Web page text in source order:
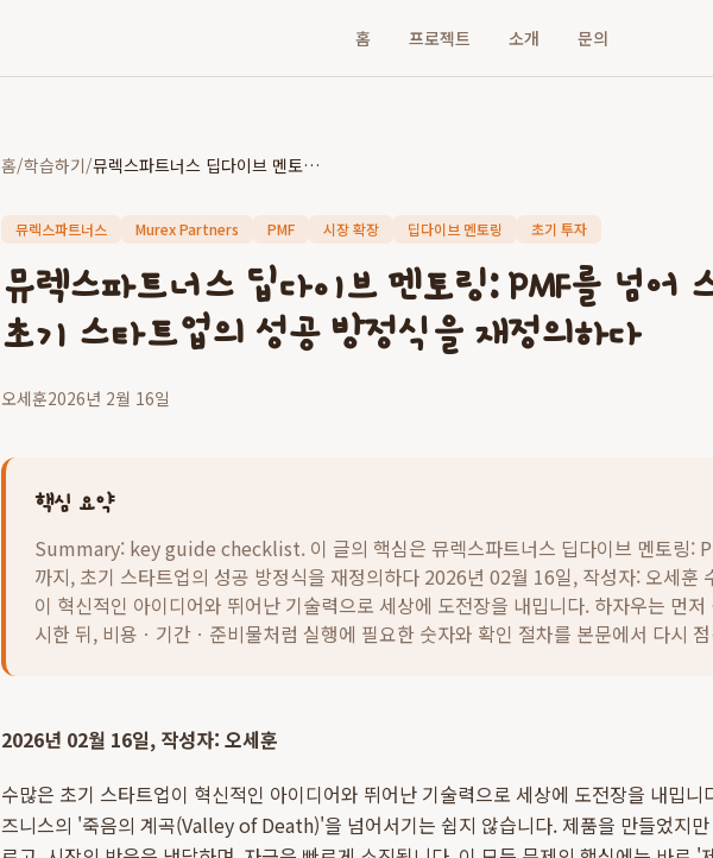
홈 프로젝트 소개 문의
홈/학습하기/ 뮤렉스파트너스 딥다이브 멘토링: PMF를 넘어 스케일업까지, 초기 스타트업의 성공 방정식을 재정의하다
뮤렉스파트너스 Murex Partners PMF 시장 확장 딥다이브 멘토링 초기 투자
뮤렉스파트너스 딥다이브 멘토링: PMF를 넘어
초기 스타트업의 성공 방정식을 재정의하다
오세훈2026년 2월 16일
핵심 요약
Summary: key guide checklist. 이 글의 핵심은 뮤렉스파트너스 딥다이브 멘토링:
까지, 초기 스타트업의 성공 방정식을 재정의하다 2026년 02월 16일, 작성자: 오세훈
이 혁신적인 아이디어와 뛰어난 기술력으로 세상에 도전장을 내밉니다. 하자우는 먼저
시한 뒤, 비용ㆍ기간ㆍ준비물처럼 실행에 필요한 숫자와 확인 절차를 본문에서 다시
2026년 02월 16일, 작성자: 오세훈
수많은 초기 스타트업이 혁신적인 아이디어와 뛰어난 기술력으로 세상에 도전장을 내밉니
즈니스의 '죽음의 계곡(Valley of Death)'을 넘어서기는 쉽지 않습니다. 제품을 만들었지